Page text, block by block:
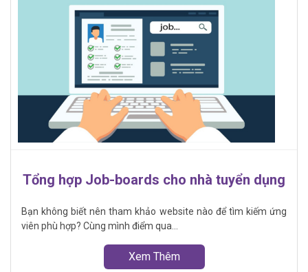
Tổng hợp Job-boards cho nhà tuyển dụng
Bạn không biết nên tham khảo website nào để tìm kiếm ứng
viên phù hợp? Cùng mình điểm qua...
Xem Thêm